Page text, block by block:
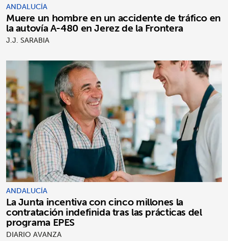
ANDALUCÍA
Muere un hombre en un accidente de tráfico en
la autovía A-480 en Jerez de la Frontera
J.J. SARABIA
ANDALUCÍA
La Junta incentiva con cinco millones la
contratación indefinida tras las prácticas del
programa EPES
DIARIO AVANZA